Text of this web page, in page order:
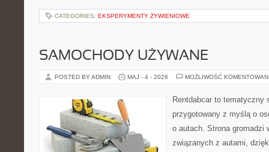
CATEGORIES: EKSPERYMENTY ŻYWIENIOWE
SAMOCHODY UŻYWANE
POSTED BY ADMIN MAJ - 4 - 2026 MOŻLIWOŚĆ
Rentdabcar to tematyczny
przygotowany z myślą o
o autach. Strona gromadzi
związanych z autami,